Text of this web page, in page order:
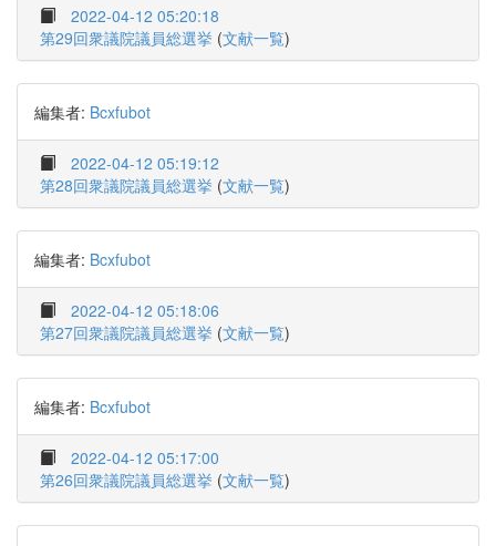
2022-04-12 05:20:18
第29回衆議院議員総選挙 (文献一覧)
編集者: Bcxfubot
2022-04-12 05:19:12
第28回衆議院議員総選挙 (文献一覧)
編集者: Bcxfubot
2022-04-12 05:18:06
第27回衆議院議員総選挙 (文献一覧)
編集者: Bcxfubot
2022-04-12 05:17:00
第26回衆議院議員総選挙 (文献一覧)